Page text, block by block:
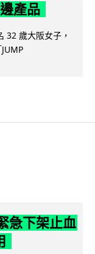
產品
32 歲大阪女子，
急下架止血